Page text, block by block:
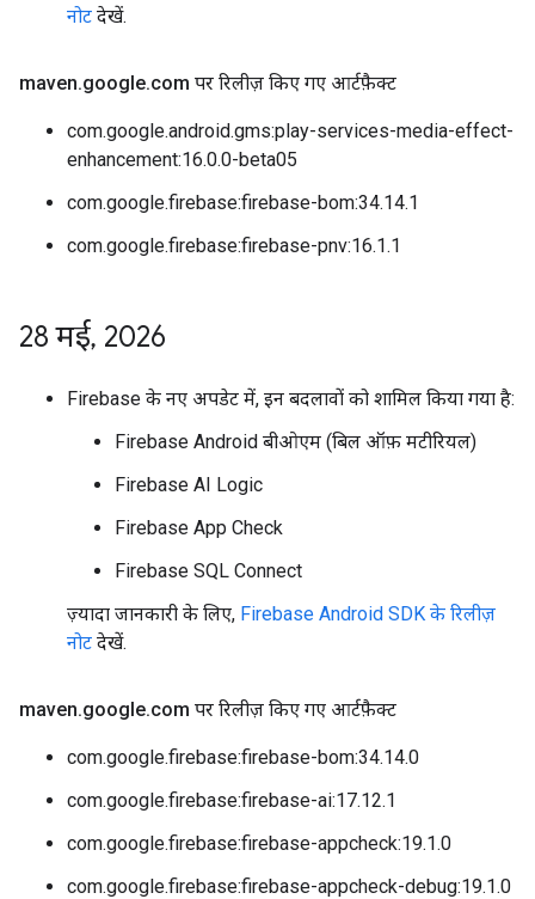
नोट देखें.
maven.google.com पर रिलीज़ किए गए आर्टफ़ैक्ट
com.google.android.gms:play-services-media-effect-
enhancement:16.0.0-beta05
com.google.firebase:firebase-bom:34.14.1
com.google.firebase:firebase-pnv:16.1.1
28 मई, 2026
Firebase के नए अपडेट में, इन बदलावों को शामिल किया गया है:
Firebase Android बीओएम (बिल ऑफ़ मटीरियल)
Firebase AI Logic
Firebase App Check
Firebase SQL Connect
ज़्यादा जानकारी के लिए, Firebase Android SDK के रिलीज़
नोट देखें.
maven.google.com पर रिलीज़ किए गए आर्टफ़ैक्ट
com.google.firebase:firebase-bom:34.14.0
com.google.firebase:firebase-ai:17.12.1
com.google.firebase:firebase-appcheck:19.1.0
com.google.firebase:firebase-appcheck-debug:19.1.0